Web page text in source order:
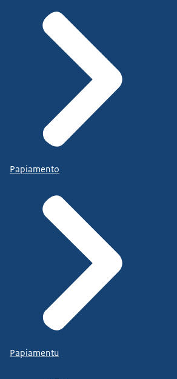
Papiamento
Papiamentu